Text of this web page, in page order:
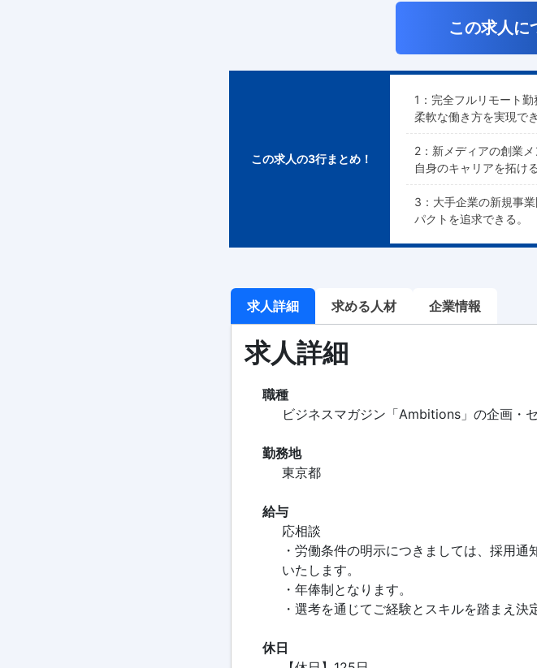
この求人に
この求人の3行まとめ！
1：完全フルリモート
柔軟な働き方を実現でき
2：新メディアの創業
自身のキャリアを拓ける
3：大手企業の新規事
パクトを追求できる。
求人詳細 求める人材 企業情報
求人詳細
職種
ビジネスマガジン「Ambitions」の企画・
勤務地
東京都
給与
応相談
・労働条件の明示につきましては、採用通
いたします。
・年俸制となります。
・選考を通じてご経験とスキルを踏まえ決
休日